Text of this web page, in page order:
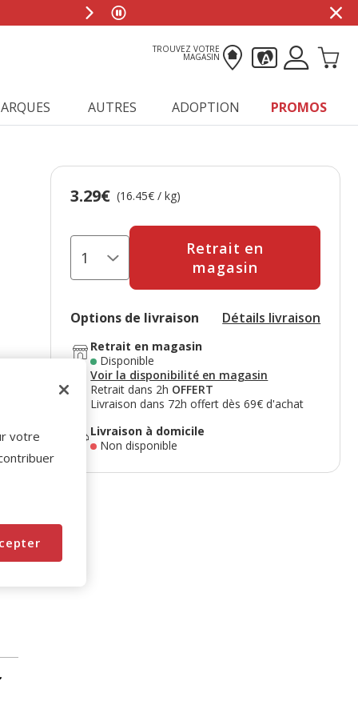
TROUVEZ VOTRE
MAGASIN
AUTRES ADOPTION PROMOS
Prix 3.29€, 16.45 EUR par kg
3.29€ (16.45€ / kg)
Retrait en
magasin
Options de livraison Détails livraison
Retrait en magasin
Disponible
Voir la disponibilité en magasin
Retrait dans 2h OFFERT
Livraison dans 72h offert dès 69€ d'achat
Livraison à domicile
Non disponible
votre